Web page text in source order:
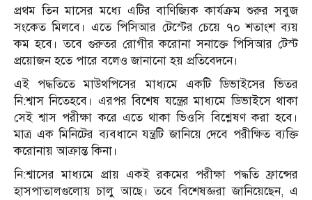
প্রথম তিন মাসের মধ্যে এটির বাণিজ্যিক কার্যক্রম শুরুর সবুজ
সংকেত মিলবে। এতে পিসিআর টেস্টের চেয়ে ৭০ শতাংশ ব্যয়
কম হবে। তবে গুরুতর রোগীর করোনা সনাক্তে পিসিআর টেস্ট
প্রয়োজন হতে পারে বলেও জানানো হয় প্রতিবেদনে।
এই পদ্ধতিতে মাউথপিসের মাধ্যমে একটি ডিভাইসের ভিতর
নি:শ্বাস নিতেহবে। এরপর বিশেষ যন্ত্রের মাধ্যমে ডিভাইসে থাকা
সেই শ্বাস পরীক্ষা করে এতে থাকা ভিওসি বিশ্লেষণ করা হবে।
মাত্র এক মিনিটের ব্যবধানে যন্ত্রটি জানিয়ে দেবে পরীক্ষিত ব্যক্তি
করোনায় আক্রান্ত কিনা।
নি:শ্বাসের মাধ্যমে প্রায় একই রকমের পরীক্ষা পদ্ধতি ফ্রান্সের
হাসপাতালগুলোয় চালু আছে। তবে বিশেষজ্ঞরা জানিয়েছেন, এ